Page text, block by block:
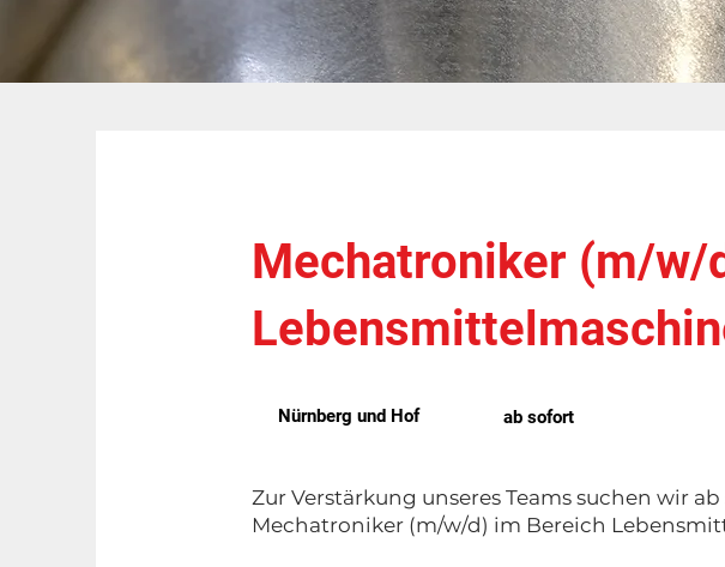
Mechatroniker (m/w/
Nürnberg und Hof ab sofort
Zur Verstärkung unseres Teams suchen wir
Mechatroniker (m/w/d) im Bereich